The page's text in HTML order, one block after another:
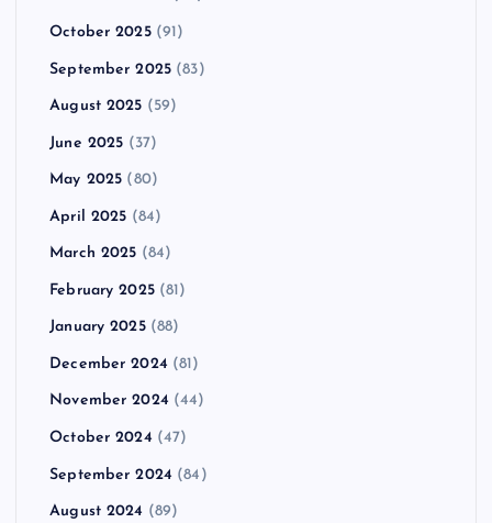
October 2025(91)
September 2025 (83)
August 2025 (59)
June 2025 (37)
May 2025 (80)
April 2025 (84)
March 2025 (84)
February 2025(81)
January 2025(88)
December 2024 (81)
November 2024 (44)
October 2024 (47)
September 2024 (84)
August 2024 (89)